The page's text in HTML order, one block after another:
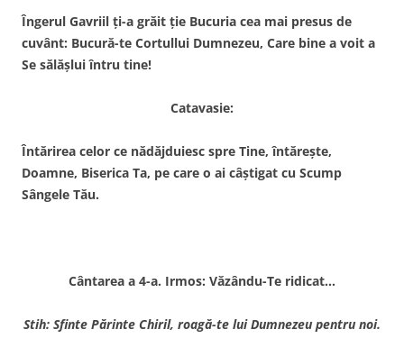
Îngerul Gavriil ţi-a grăit ţie Bucuria cea mai presus de
cuvânt: Bucură-te Cortullui Dumnezeu, Care bine a voit a
Se sălăşlui întru tine!
Catavasie:
Întărirea celor ce nădăjduiesc spre Tine, întăreşte,
Doamne, Biserica Ta, pe care o ai câştigat cu Scump
Sângele Tău.
Cântarea a 4-a. Irmos: Văzându-Te ridicat…
Stih: Sfinte Părinte Chiril, roagă-te lui Dumnezeu pentru noi.